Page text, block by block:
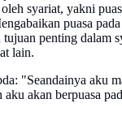
syariat, yakni
puasa
penting dalam
lain.
"Seandainya aku
aku akan berpuasa